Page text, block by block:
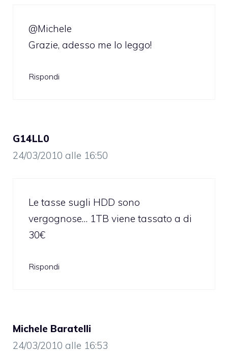
@Michele
Grazie, adesso me lo leggo!
Rispondi
G14LL0
24/03/2010 alle 16:50
Le tasse sugli HDD sono
vergognose… 1TB viene tassato a di
30€
Rispondi
Michele Baratelli
24/03/2010 alle 16:53